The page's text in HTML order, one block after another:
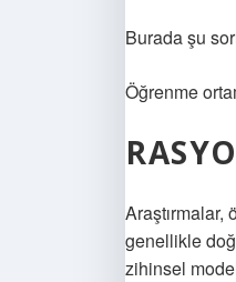
Burada şu
Öğrenme
Araştırmalar,
genellikle
zihinsel